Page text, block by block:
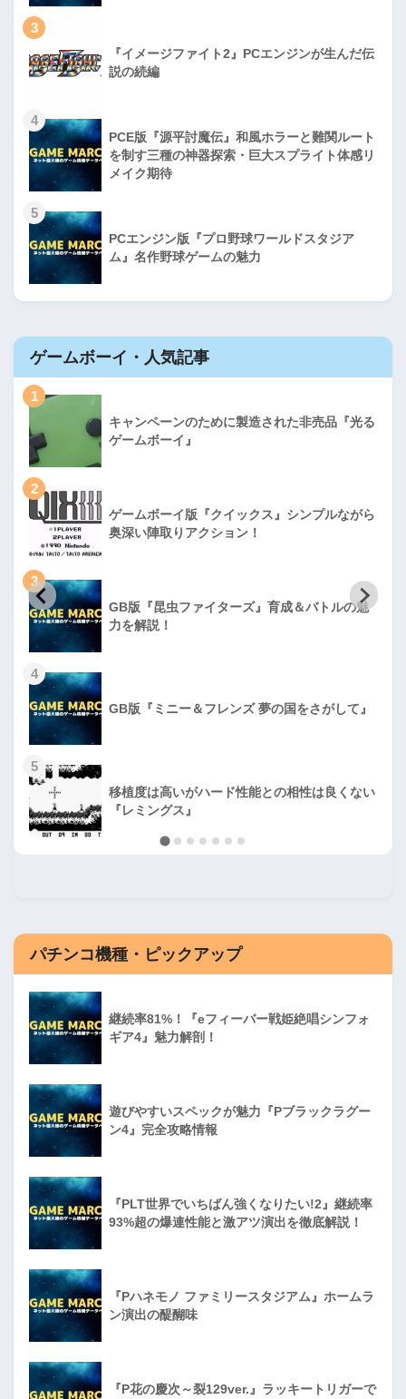
3
『イメージファイト2』PCエンジンが生んだ伝
説の続編
4
PCE版『源平討魔伝』和風ホラーと難関ルート
を制す三種の神器探索・巨大スプライト体感リ
メイク期待
5
PCエンジン版『プロ野球ワールドスタジア
ム』名作野球ゲームの魅力
ゲームボーイ・人気記事
1
キャンペーンのために製造された非売品『光る
ゲームボーイ』
2
ゲームボーイ版『クイックス』シンプルながら
奥深い陣取りアクション！
3
GB版『昆虫ファイターズ』育成＆バトルの魅
力を解説！
4
GB版『ミニー＆フレンズ 夢の国をさがして』
5
移植度は高いがハード性能との相性は良くない
『レミングス』
パチンコ機種・ピックアップ
継続率81%！『eフィーバー戦姫絶唱シンフォ
ギア4』魅力解剖！
遊びやすいスペックが魅力『Pブラックラグー
ン4』完全攻略情報
『PLT世界でいちばん強くなりたい!2』継続率
93%超の爆連性能と激アツ演出を徹底解説！
『Pハネモノ ファミリースタジアム』ホームラ
ン演出の醍醐味
『P花の慶次～裂129ver.』ラッキートリガーで